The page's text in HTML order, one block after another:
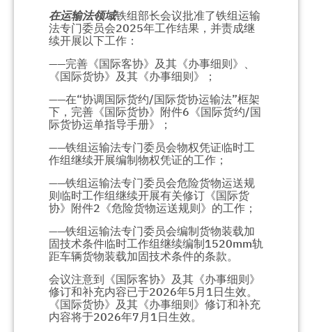
在运输法领域铁组部长会议批准了铁组运输
法专门委员会2025年工作结果，并责成继
续开展以下工作：
——完善《国际客协》及其《办事细则》、
《国际货协》及其《办事细则》；
——在“协调国际货约/国际货协运输法”框架
下，完善《国际货协》附件6《国际货约/国
际货协运单指导手册》；
——铁组运输法专门委员会物权凭证临时工
作组继续开展编制物权凭证的工作；
——铁组运输法专门委员会危险货物运送规
则临时工作组继续开展有关修订《国际货
协》附件2《危险货物运送规则》的工作；
——铁组运输法专门委员会编制货物装载加
固技术条件临时工作组继续编制1520mm轨
距车辆货物装载加固技术条件的条款。
会议注意到《国际客协》及其《办事细则》
修订和补充内容已于2026年5月1日生效。
《国际货协》及其《办事细则》修订和补充
内容将于2026年7月1日生效。